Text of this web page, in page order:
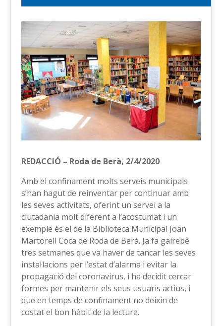
REDACCIÓ – Roda de Berà, 2/4/2020
Amb el confinament molts serveis municipals
s’han hagut de reinventar per continuar amb
les seves activitats, oferint un servei a la
ciutadania molt diferent a l’acostumat i un
exemple és el de la Biblioteca Municipal Joan
Martorell Coca de Roda de Berà. Ja fa gairebé
tres setmanes que va haver de tancar les seves
instal·lacions per l’estat d’alarma i evitar la
propagació del coronavirus, i ha decidit cercar
formes per mantenir els seus usuaris actius, i
que en temps de confinament no deixin de
costat el bon hàbit de la lectura.